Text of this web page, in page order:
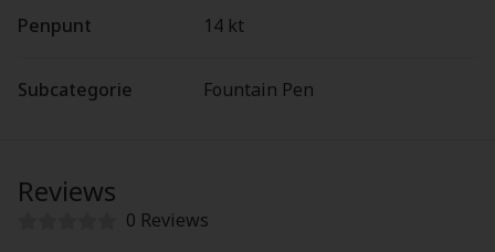
Penpunt 14 kt
Subcategorie Fountain Pen
Reviews
0 Reviews